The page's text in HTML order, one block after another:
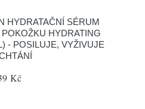
HYDRATAČNÍ SÉRUM
HYDRATING
- POSILUJE, VYŽIVUJE
Kč